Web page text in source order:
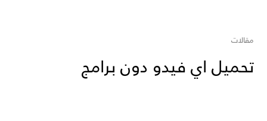
مقالات
تحميل اي فيدو دون برامج